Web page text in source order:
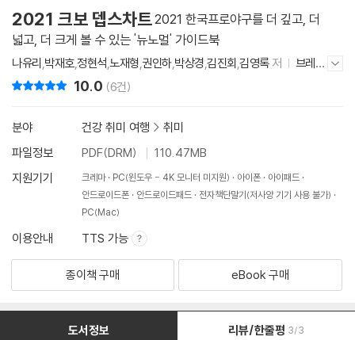
2021 크보 뎁스차트2021 한국프로야구를 더 깊고, 더
넓고, 더 크게 볼 수 있는 '뉴노멀' 가이드북
나유리 박재호,정현석 노재형 권인하, 박상경 김진회 김영록저
브레인
스토어(BRAINstore)
2021년 4월 28일
10.0 (6건)
분야 건강 취미 여행 > 취미
파일정보
PDF(DRM)
110.47MB
지원기기
크레마 PC(윈도우 - 4K 모니터 미지원) 아이폰
아이패드
안드로이드폰
안드로이드패드
전자책단말기(저사양 기기 사용 불가)
PC(Mac)
이용안내 TTS 가능
종이책 구매 eBook 구매
도서정보 리뷰/한줄평 3/3